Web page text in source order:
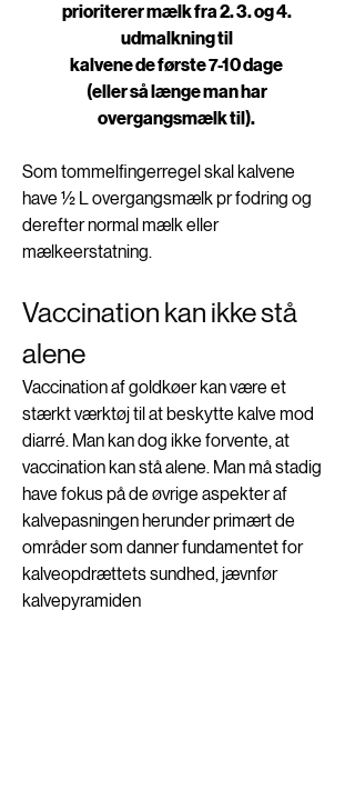
prioriterer mælk fra 2. 3. og 4.
udmalkning til
kalvene de første 7-10 dage
(eller så længe man har
overgangsmælk til).
Som tommelfingerregel skal kalvene
have ½ L overgangsmælk pr fodring og
derefter normal mælk eller
mælkeerstatning.
Vaccination kan ikke stå
alene
Vaccination af goldkøer kan være et
stærkt værktøj til at beskytte kalve mod
diarré. Man kan dog ikke forvente, at
vaccination kan stå alene. Man må stadig
have fokus på de øvrige aspekter af
kalvepasningen herunder primært de
områder som danner fundamentet for
kalveopdrættets sundhed, jævnfør
kalvepyramiden